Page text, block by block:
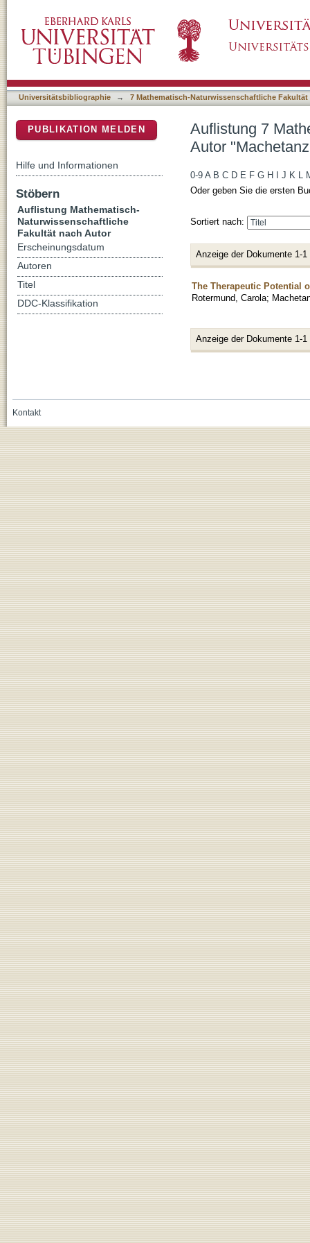
Universitätsbibliographie → 7 Mathematisch-Naturwissenschaftliche Fakultät
Auflistung 7
Autor
0-9 A B C D E F G H J K L
Oder geben Sie die ersten
Sortiert nach:
Anzeige der Dokumente 1-1
The Therapeutic Potential
Rotermund, Carola;
Anzeige der Dokumente 1-1
PUBLIKATION MELDEN
Hilfe und Informationen
Stöbern
Auflistung Mathematisch-
Naturwissenschaftliche
Fakultät nach Autor
Erscheinungsdatum
Autoren
Titel
DDC-Klassifikation
Kontakt